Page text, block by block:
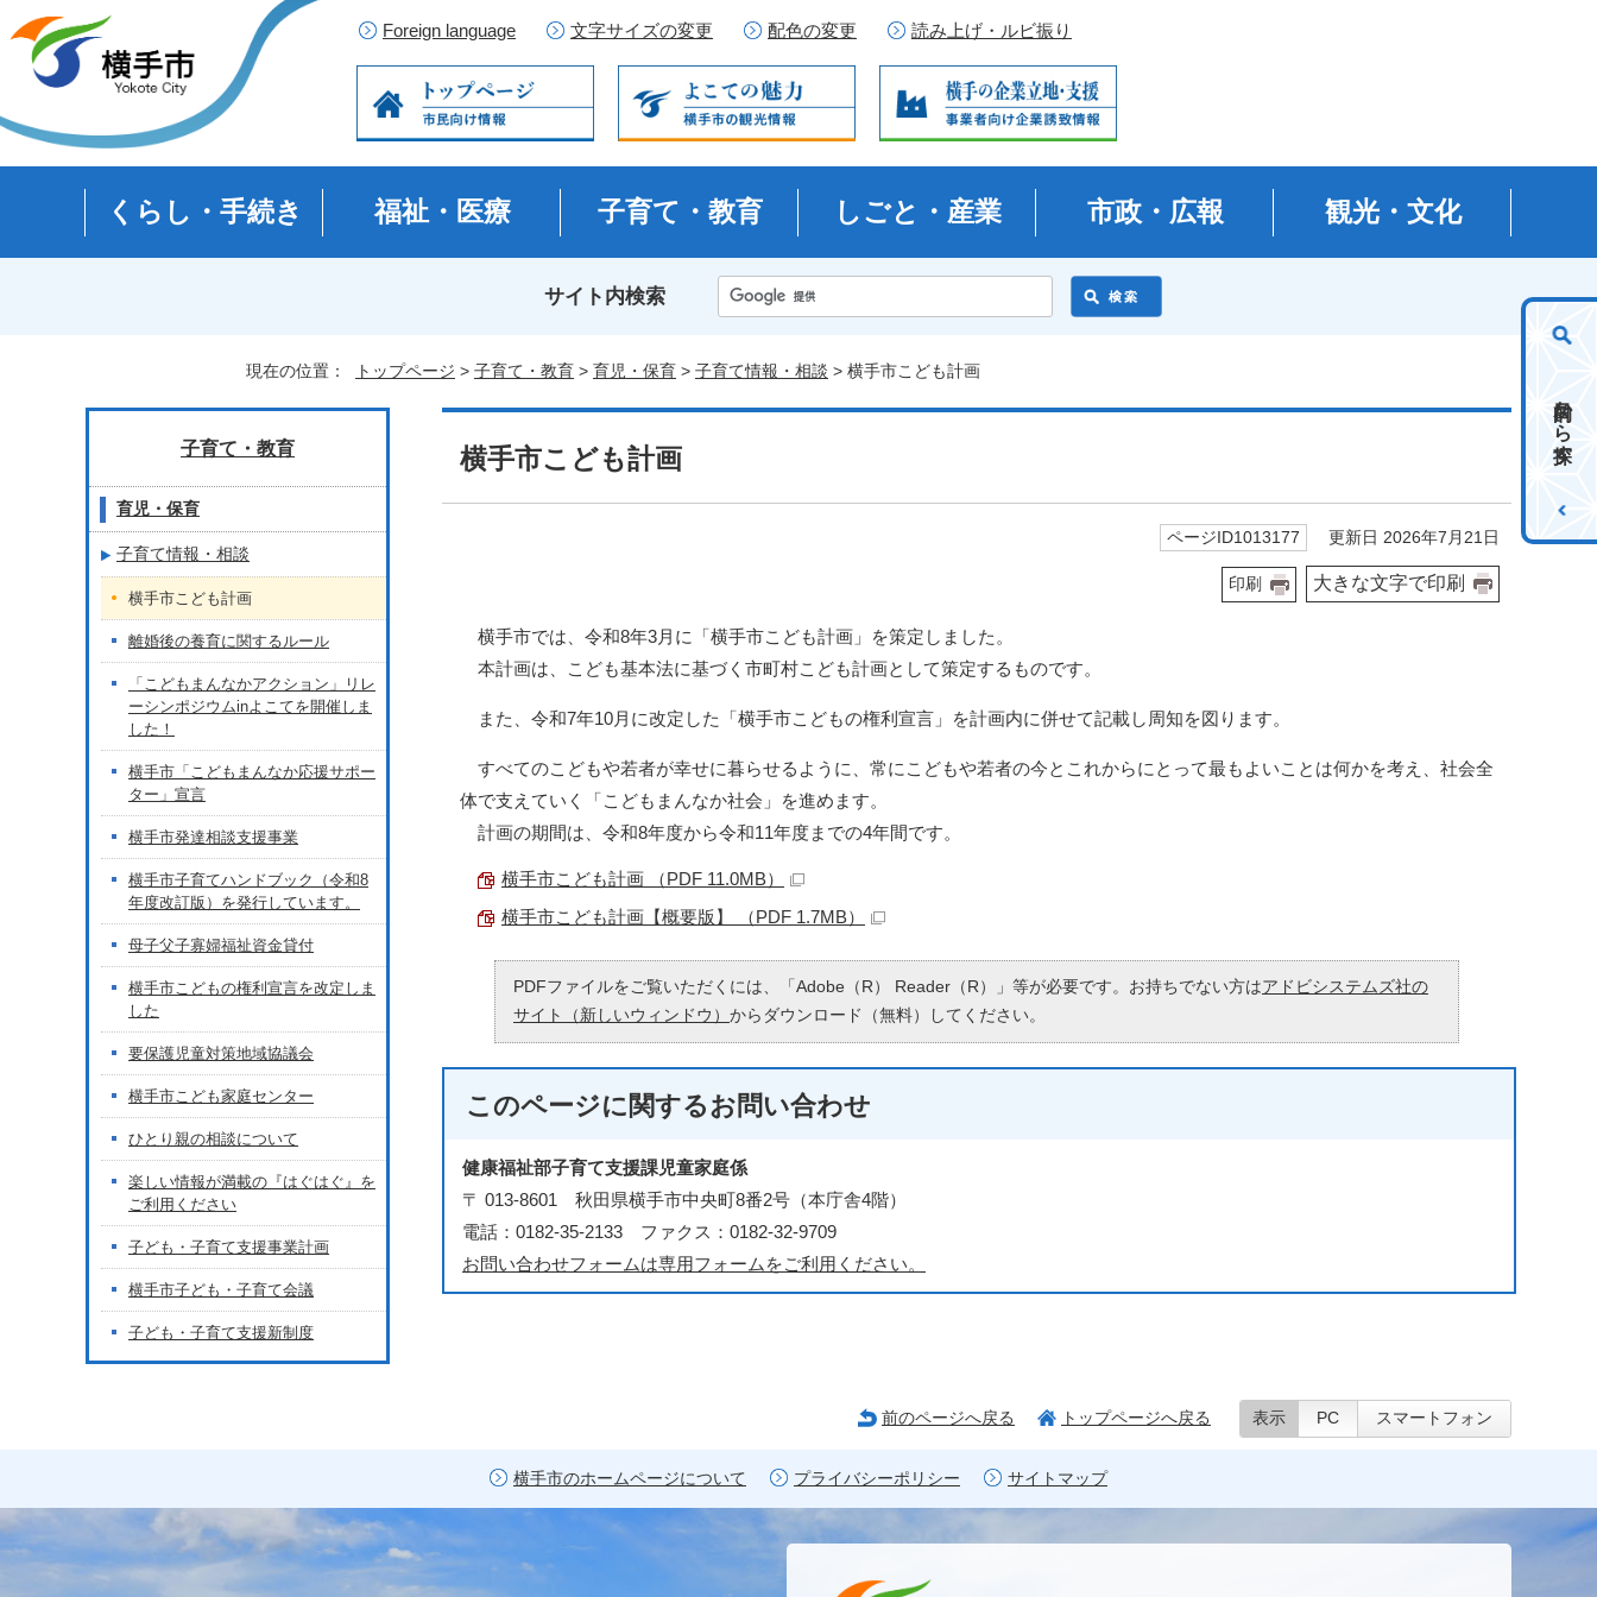
Foreign language 文字サイズの変更 配色の変更 読み上げ・ルビ振り
くらし・手続き 福祉・医療 子育て・教育 しごと・産業 市政・広報 観光・文化
サイト内検索
目的から探す
現在の位置： トップページ > 子育て・教育 > 育児・保育 > 子育て情報・相談 > 横手市こども計画
横手市こども計画
ページID1013177 更新日 2026年7月21日
印刷 大きな文字で印刷
横手市では、令和8年3月に「横手市こども計画」を策定しました。
本計画は、こども基本法に基づく市町村こども計画として策定するものです。
また、令和7年10月に改定した「横手市こどもの権利宣言」を計画内に併せて記載し周知を図ります。
すべてのこどもや若者が幸せに暮らせるように、常にこどもや若者の今とこれからにとって最もよいことは何かを考え、社会全
体で支えていく「こどもまんなか社会」を進めます。
計画の期間は、令和8年度から令和11年度までの4年間です。
横手市こども計画 （PDF 11.0MB）
横手市こども計画【概要版】 （PDF 1.7MB）
PDFファイルをご覧いただくには、「Adobe（R） Reader（R）」等が必要です。お持ちでない方はアドビシステムズ社の
サイト（新しいウィンドウ） からダウンロード（無料）してください。
このページに関するお問い合わせ
健康福祉部子育て支援課児童家庭係
〒 013-8601 秋田県横手市中央町8番2号（本庁舎4階）
電話：0182-35-2133 ファクス：0182-32-9709
お問い合わせフォームは専用フォームをご利用ください。
子育て・教育
育児・保育
子育て情報・相談
横手市こども計画
離婚後の養育に関するルール
「こどもまんなかアクション」リレ
ーシンポジウムinよこてを開催しま
した！
横手市「こどもまんなか応援サポー
ター」宣言
横手市発達相談支援事業
横手市子育てハンドブック（令和8
年度改訂版）を発行しています。
母子父子寡婦福祉資金貸付
横手市こどもの権利宣言を改定しま
した
要保護児童対策地域協議会
横手市こども家庭センター
ひとり親の相談について
楽しい情報が満載の『はぐはぐ』を
ご利用ください
子ども・子育て支援事業計画
横手市子ども・子育て会議
子ども・子育て支援新制度
前のページへ戻る トップページへ戻る 表示 PC スマートフォン
横手市のホームページについて プライバシーポリシー サイトマップ